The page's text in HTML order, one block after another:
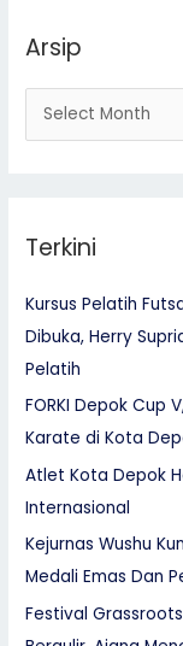
:Arsip
Terkini
Kursus Pelatih
Dibuka, Herry
Pelatih
FORKI Depok Cup
Karate di Kota
Atlet Kota Depok
Internasional
Kejurnas Wushu
Medali Emas Dan
Festival Grassroots